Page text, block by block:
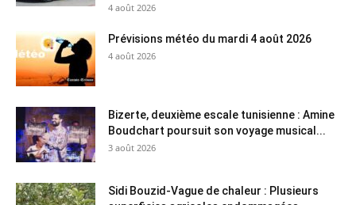
4 août 2026
Prévisions météo du mardi 4 août 2026
4 août 2026
Bizerte, deuxième escale tunisienne : Amine
Boudchart poursuit son voyage musical...
3 août 2026
Sidi Bouzid-Vague de chaleur : Plusieurs